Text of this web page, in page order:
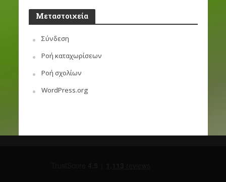
Μεταστοιχεία
Σύνδεση
Ροή καταχωρίσεων
Ροή σχολίων
WordPress.org